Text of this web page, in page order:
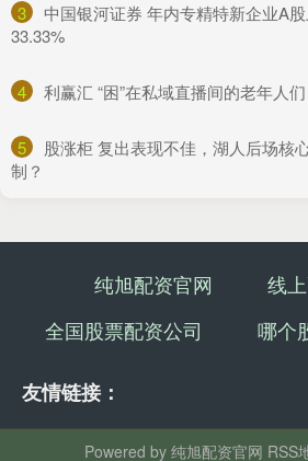
3
中国银河证券 年内专精特新企业A
33.33%
4 ​利赢汇 “困”在私域直播间的老年人们
5
股涨柜 复出表现不佳，湖人后场核
制？
纯旭配资官网
线
全国股票配资公司
哪个
友情链接：
Powered by 纯旭配资官网 RSS